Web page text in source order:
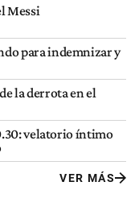
Messi
para indemnizar y
la derrota en el
velatorio íntimo
VER MÁS